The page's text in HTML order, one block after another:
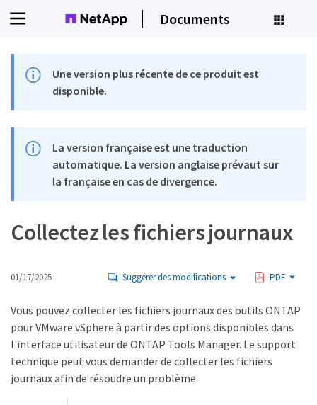
Documents
Une version plus récente de ce produit est
disponible.
La version française est une traduction
automatique. La version anglaise prévaut sur
la française en cas de divergence.
Collectez les fichiers journaux
01/17/2025 Suggérer des modifications PDF
Vous pouvez collecter les fichiers journaux des outils ONTAP
pour VMware vSphere à partir des options disponibles dans
l'interface utilisateur de ONTAP Tools Manager. Le support
technique peut vous demander de collecter les fichiers
journaux afin de résoudre un problème.